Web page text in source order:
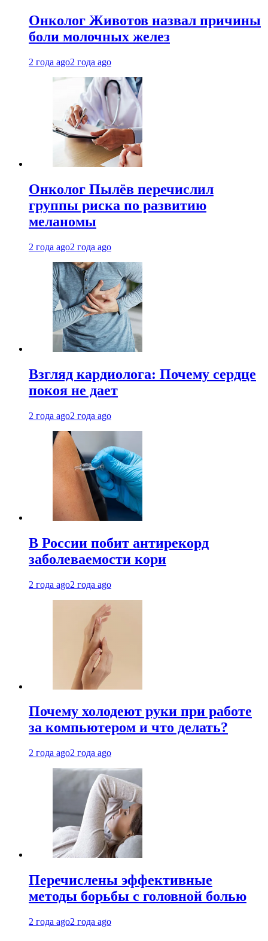
Онколог Животов назвал причины
боли молочных желез
2 года ago2 года ago
Онколог Пылёв перечислил
группы риска по развитию
меланомы
2 года ago2 года ago
Взгляд кардиолога: Почему сердце
покоя не дает
2 года ago2 года ago
В России побит антирекорд
заболеваемости кори
2 года ago2 года ago
Почему холодеют руки при работе
за компьютером и что делать?
2 года ago2 года ago
Перечислены эффективные
методы борьбы с головной болью
2 года ago2 года ago